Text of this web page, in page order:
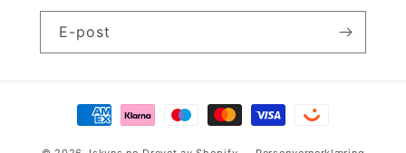
E-post
Betalingsmåter